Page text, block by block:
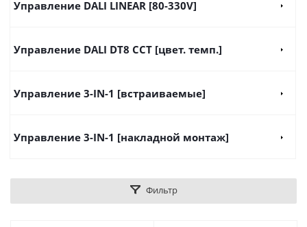
Управление DALI LINEAR [80-330V]
Управление DALI DT8 CCT [цвет. темп.]
Управление 3-IN-1 [встраиваемые]
Управление 3-IN-1 [накладной монтаж]
Фильтр